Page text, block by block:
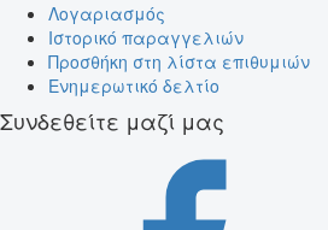
Λογαριασμός
Ιστορικό παραγγελιών
Προσθήκη στη λίστα επιθυμιών
Ενημερωτικό δελτίο
Συνδεθείτε μαζί μας